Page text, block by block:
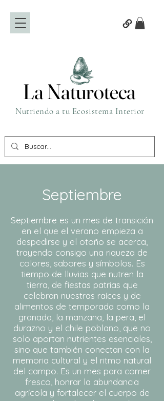
La Naturoteca
La Naturoteca
Nutriendo a tu Ecosistema Interior
Septiembre
Septiembre es un mes de transición
en el que el verano empieza a
despedirse y el otoño se acerca,
trayendo consigo una riqueza de
colores, sabores y símbolos. Es
tiempo de lluvias que nutren la
tierra, de fiestas patrias que
celebran nuestras raíces y de
alimentos de temporada como la
granada, la manzana, la pera, el
durazno y el chile poblano, que no
solo aportan nutrientes esenciales,
sino que también conectan con la
memoria cultural y el ritmo natural
del campo. Es un mes para comer
fresco, honrar la abundancia
agrícola y fortalecer el cuerpo de